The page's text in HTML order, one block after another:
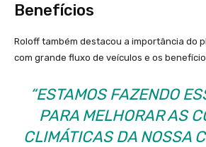
Benefícios
Roloff também destacou a importância do
com grande fluxo de veículos e os
“ESTAMOS FAZENDO
PARA MELHORAR AS
CLIMÁTICAS DA NOSSA